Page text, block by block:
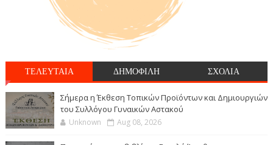
ΤΕΛΕΥΤΑΙΑ ΔΗΜΟΦΙΛΗ ΣΧΟΛΙΑ
Σήμερα η Έκθεση Τοπικών Προϊόντων και Δημιουργιών
του Συλλόγου Γυναικών Αστακού
Unknown Aug 08, 2026